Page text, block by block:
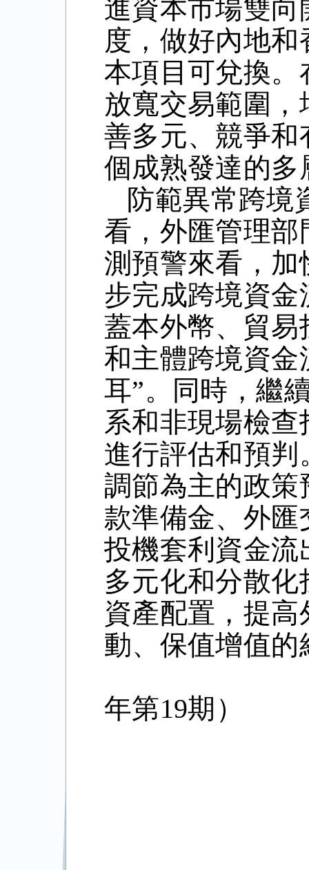
進資本市場雙
度，做好內地
本項目可兌換
放寬交易範圍
善多元、競爭
個成熟發達的
防範異常跨境
看，外匯管理
測預警來看，
步完成跨境資
蓋本外幣、貿
和主體跨境資金
耳”。同時，繼
系和非現場檢
進行評估和預
調節為主的政策
款準備金、外
投機套利資金
多元化和分散
資產配置，提
動、保值增值的
年第19期）